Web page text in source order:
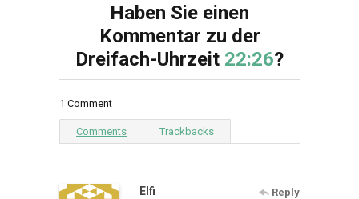
Haben Sie einen
Kommentar zu der
Dreifach-Uhrzeit 22:26?
1 Comment
Comments Trackbacks
Elfi
Reply